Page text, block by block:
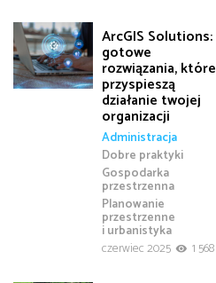
ArcGIS Solutions:
gotowe
rozwiązania, które
przyspieszą
działanie twojej
organizacji
Administracja
Dobre praktyki
Gospodarka
przestrzenna
Planowanie
przestrzenne
i urbanistyka
czerwiec 2025
1 568